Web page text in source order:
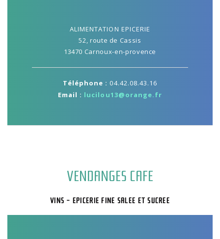
ALIMENTATION EPICERIE
52, route de Cassis
13470 Carnoux-en-provence
Téléphone : 04.42.08.43.16
Email : lucilou13@orange.fr
VENDANGES CAFE
VINS - EPICERIE FINE SALEE ET SUCREE